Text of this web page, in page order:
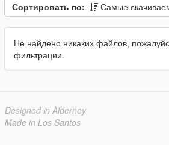
Сортировать по: Самые
Не найдено никаких файлов,
фильтрации.
Designed in Alderney
Made in Los Santos